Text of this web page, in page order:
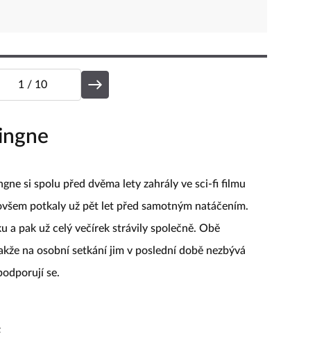
1 / 10
si spolu před dvěma lety zahrály ve sci-fi filmu
potkaly už pět let před samotným natáčením.
a pak už celý večírek strávily společně. Obě
na osobní setkání jim v poslední době nezbývá
se.